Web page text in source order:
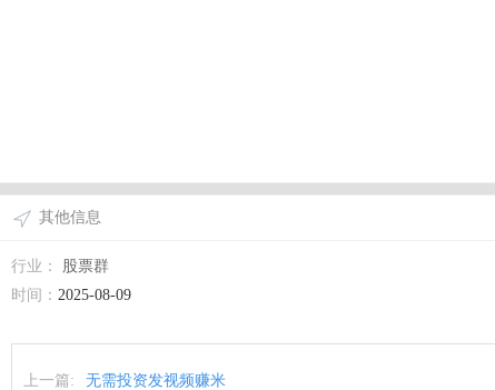
其他信息
行业： 股票群
时间： 2025-08-09
上一篇: 无需投资发视频赚米